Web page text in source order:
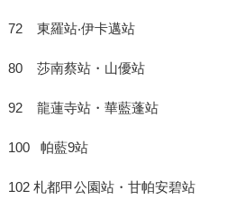
72 東羅站‧伊卡邁站
80 莎南蔡站・山優站
92 龍蓮寺站・華藍蓬站
100 帕藍9站
102 札都甲公園站・甘帕安碧站